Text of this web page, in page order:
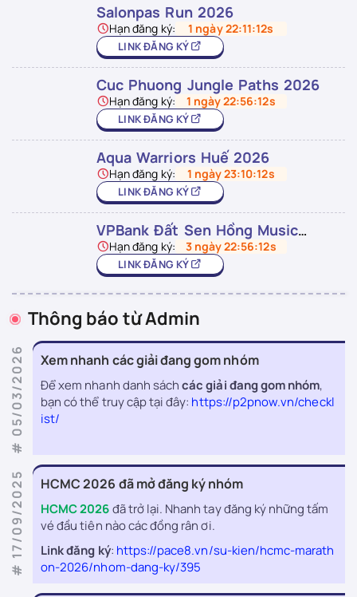
Salonpas Run 2026
Hạn đăng ký: 1 ngày 22:11:12s
LINK ĐĂNG KÝ
Cuc Phuong Jungle Paths 2026
Hạn đăng ký: 1 ngày 22:56:12s
LINK ĐĂNG KÝ
Aqua Warriors Huế 2026
Hạn đăng ký: 1 ngày 23:10:12s
LINK ĐĂNG KÝ
VPBank Đất Sen Hồng Music
Marathon 2026
Hạn đăng ký: 3 ngày 22:56:12s
LINK ĐĂNG KÝ
Thông báo từ Admin
# 05/03/2026 Xem nhanh các giải đang gom nhóm
Để xem nhanh danh sáchcác giải đang gom nhóm,
bạn có thể truy cập tại đây: https://p2pnow.vn/checkl
ist/
# 17/09/2025 HCMC 2026 đã mở đăng ký nhóm
HCMC 2026đã trở lại. Nhanh tay đăng ký những tấm
vé đầu tiên nào các đồng rân ơi.
Link đăng ký: https://pace8.vn/su-kien/hcmc-marath
on-2026/nhom-dang-ky/395